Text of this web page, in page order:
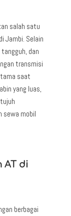
salah satu
Jambi. Selain
dan
transmisi
saat
yang luas,
sewa mobil
AT di
berbagai